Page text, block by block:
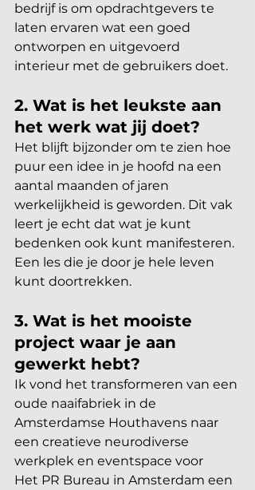
bedrijf is om opdrachtgevers te
laten ervaren wat een goed
ontworpen en uitgevoerd
interieur met de gebruikers doet.
2. Wat is het leukste aan
het werk wat jij doet?
Het blijft bijzonder om te zien hoe
puur een idee in je hoofd na een
aantal maanden of jaren
werkelijkheid is geworden. Dit vak
leert je echt dat wat je kunt
bedenken ook kunt manifesteren.
Een les die je door je hele leven
kunt doortrekken.
3. Wat is het mooiste
project waar je aan
gewerkt hebt?
Ik vond het transformeren van een
oude naaifabriek in de
Amsterdamse Houthavens naar
een creatieve neurodiverse
werkplek en eventspace voor
Het PR Bureau in Amsterdam een